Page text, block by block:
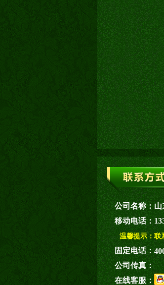
公司名称：山
移动电话：
温馨提示： 联
固定电话：
公司传真：
在线客服：